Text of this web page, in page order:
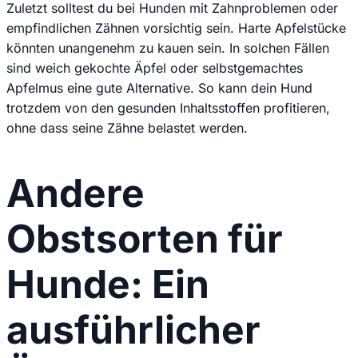
Zuletzt solltest du bei Hunden mit Zahnproblemen oder
empfindlichen Zähnen vorsichtig sein. Harte Apfelstücke
könnten unangenehm zu kauen sein. In solchen Fällen
sind weich gekochte Äpfel oder selbstgemachtes
Apfelmus eine gute Alternative. So kann dein Hund
trotzdem von den gesunden Inhaltsstoffen profitieren,
ohne dass seine Zähne belastet werden.
Andere
Obstsorten für
Hunde: Ein
ausführlicher